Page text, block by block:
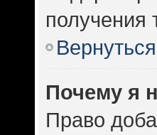
получения
Почему я
Право